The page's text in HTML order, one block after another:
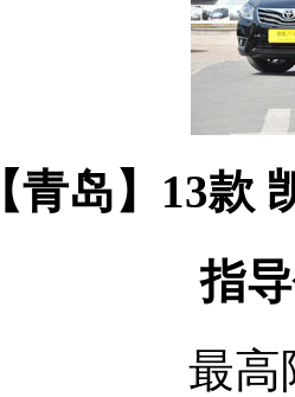
【青岛】13款
指
最高